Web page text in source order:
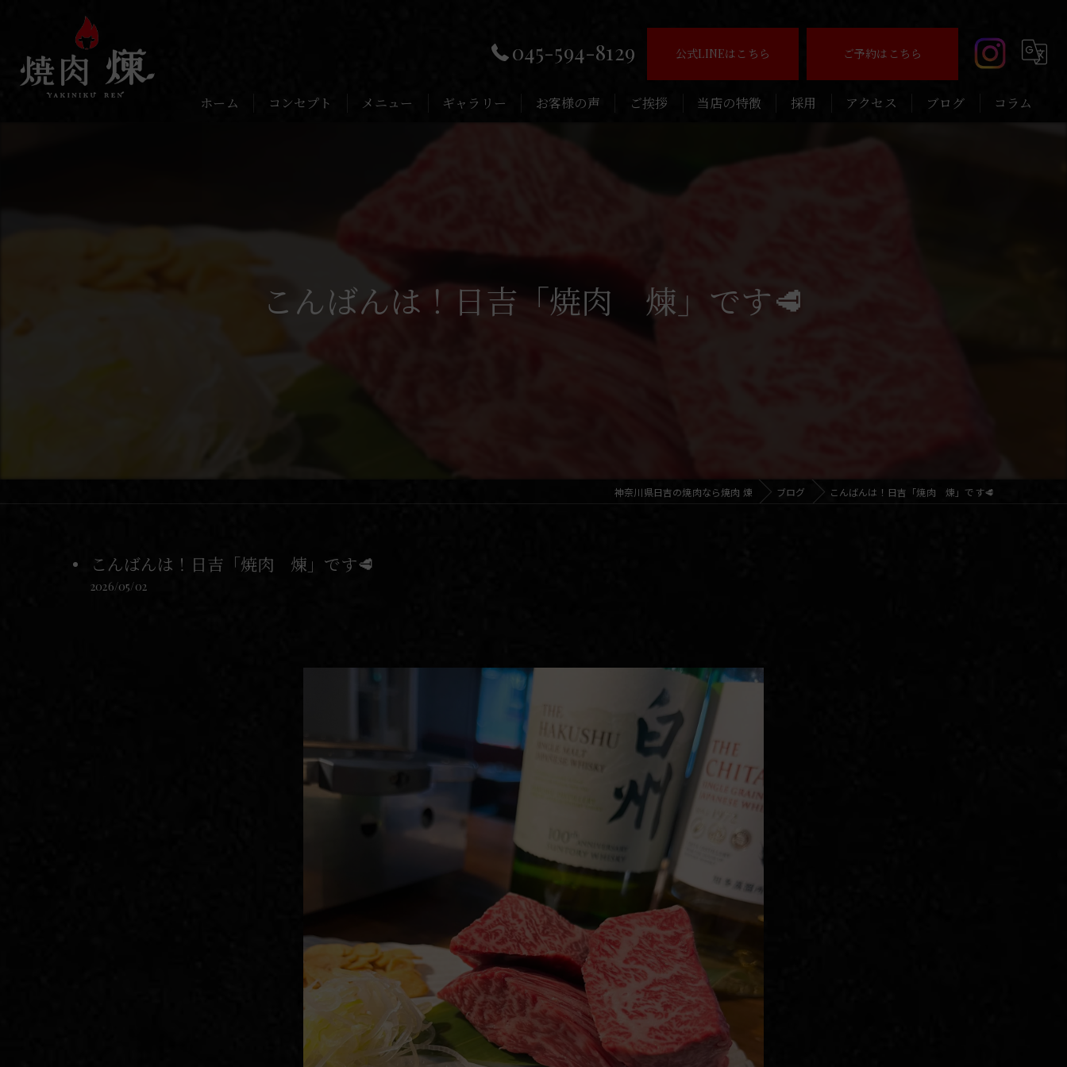
045-594-8129 公式LINEはこちら ご予約はこちら
ホーム コンセプト メニュー ギャラリー お客様の声 ご挨拶 当店の特徴 採用 アクセス ブログ コラム
こんばんは！日吉「焼肉 煉」です🥩
神奈川県日吉の焼肉なら焼肉 煉 ブログ こんばんは！日吉「焼肉 煉」です🥩
こんばんは！日吉「焼肉 煉」です🥩
2026/05/02